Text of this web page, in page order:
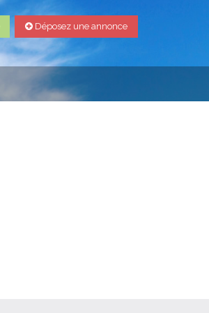
Déposez une annonce